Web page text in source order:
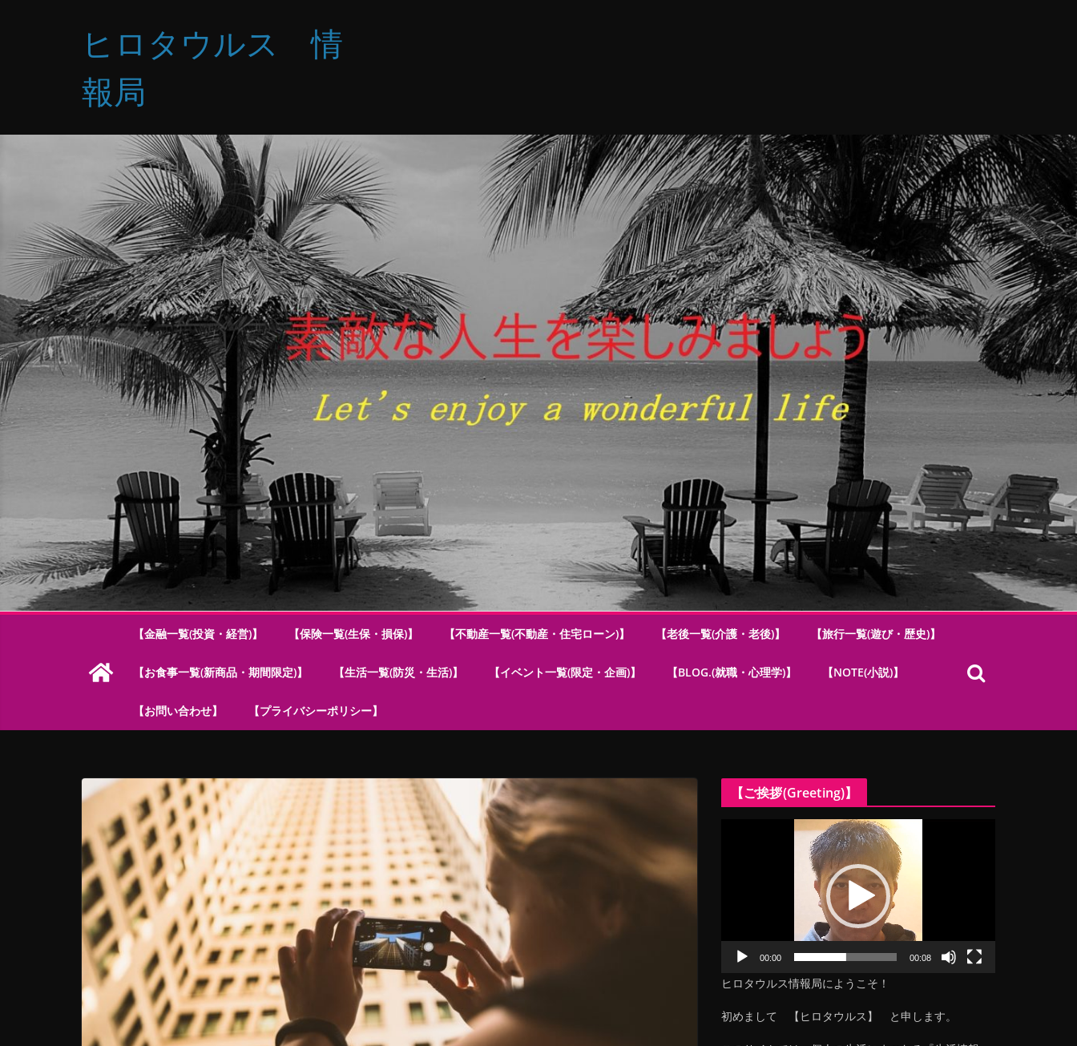
ヒロタウルス 情
報局
【金融一覧(投資・経営)】 【保険一覧(生保・損保)】 【不動産一覧(不動産・住宅ローン)】 【老後一覧(介護・老後)】 【旅行一覧(遊び・歴史)】
【お食事一覧(新商品・期間限定)】 【生活一覧(防災・生活)】 【イベント一覧(限定・企画)】 【BLOG.(就職・心理学)】 【NOTE(小説)】
【お問い合わせ】 【プライバシーポリシー】
【ご挨拶(Greeting)】
00:00 00:08
ヒロタウルス情報局にようこそ！
初めまして 【ヒロタウルス】 と申します。